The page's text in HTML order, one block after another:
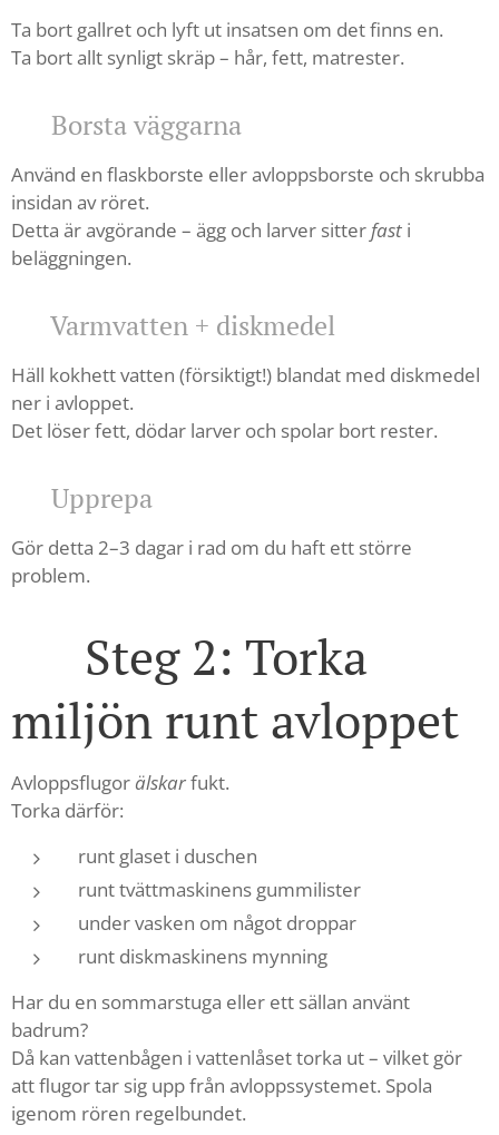
Ta bort gallret och lyft ut insatsen om det finns en.
Ta bort allt synligt skräp – hår, fett, matrester.
✔ Borsta väggarna
Använd en flaskborste eller avloppsborste och skrubba
insidan av röret.
Detta är avgörande – ägg och larver sitterfast i
beläggningen.
✔ Varmvatten + diskmedel
Häll kokhett vatten (försiktigt!) blandat med diskmedel
ner i avloppet.
Det löser fett, dödar larver och spolar bort rester.
✔ Upprepa
Gör detta 2–3 dagar i rad om du haft ett större
problem.
🌬 Steg 2: Torka
miljön runt avloppet
Avloppsflugor älskarfukt.
Torka därför:
runt glaset i duschen
runt tvättmaskinens gummilister
under vasken om något droppar
runt diskmaskinens mynning
Har du en sommarstuga eller ett sällan använt
badrum?
Då kan vattenbågen i vattenlåset torka ut – vilket gör
att flugor tar sig upp från avloppssystemet. Spola
igenom rören regelbundet.